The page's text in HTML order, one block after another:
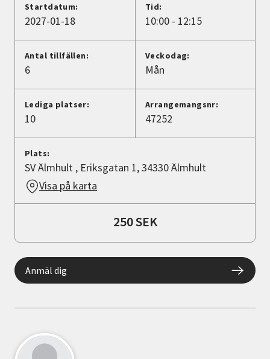
Avdelningar
Lyssna
Startdatum:
2027-01-18
Tid:
10:00 - 12:15
Antal tillfällen:
6
Veckodag:
Mån
Lediga platser:
10
Arrangemangsnr:
47252
Plats:
SV Älmhult , Eriksgatan 1, 34330 Älmhult
Visa på karta
250 SEK
Anmäl dig